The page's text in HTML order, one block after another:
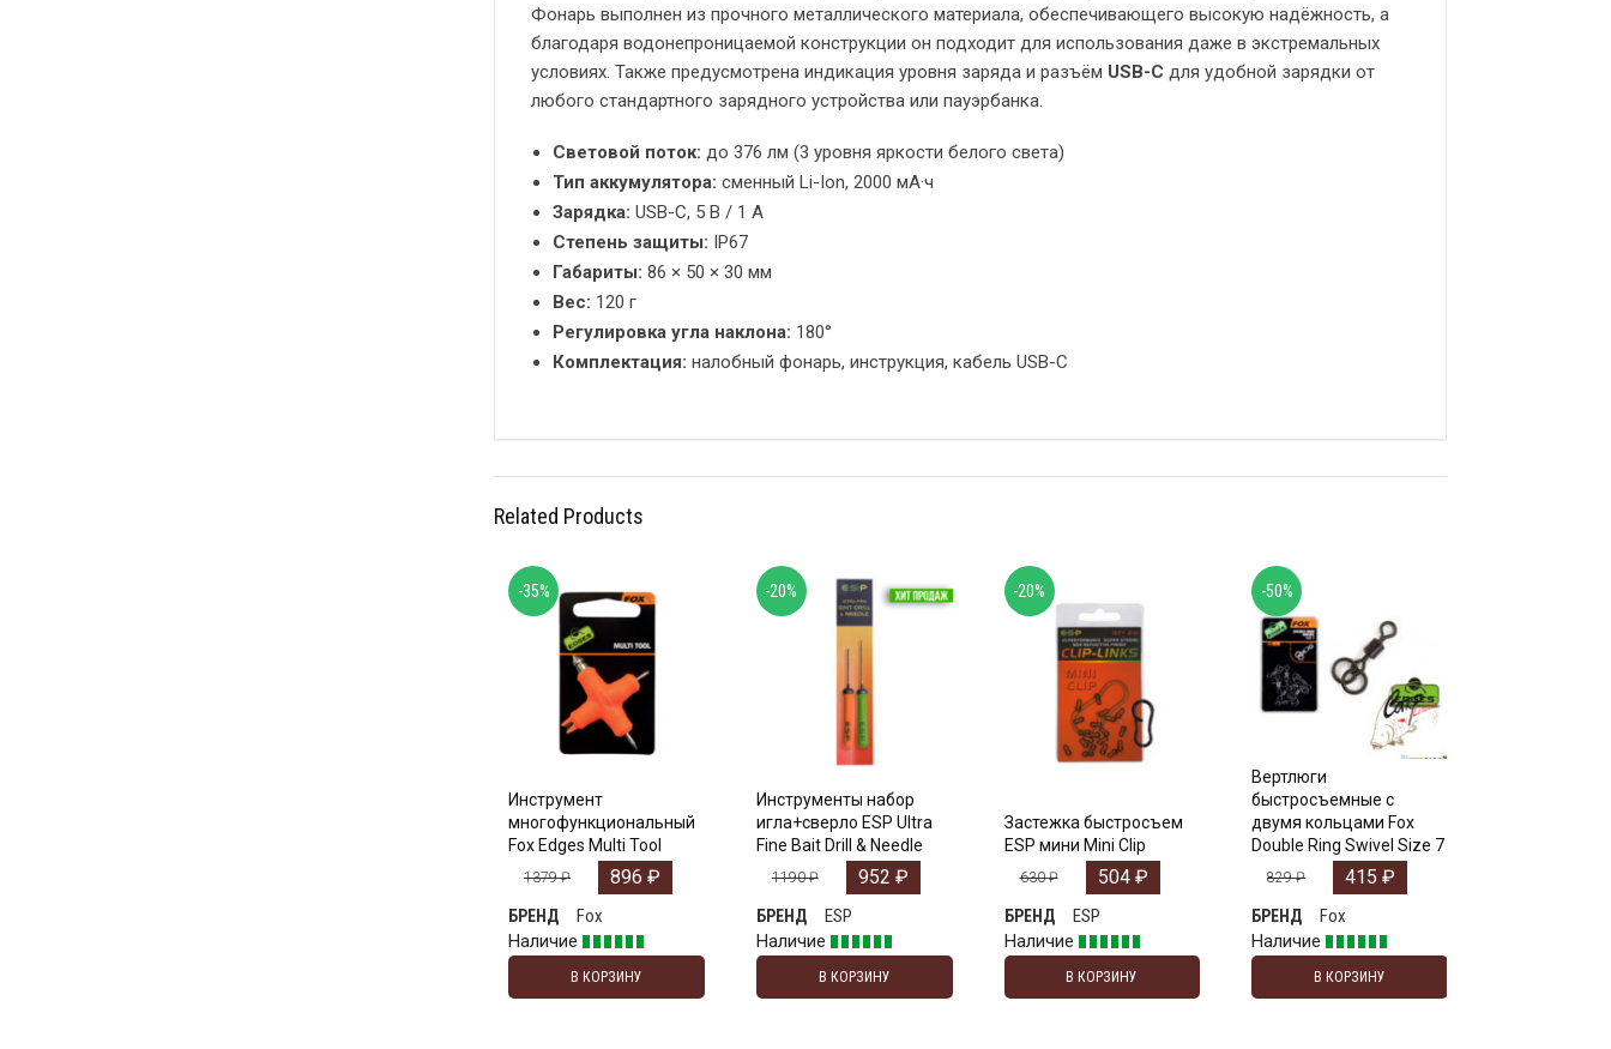
Фонарь выполнен из прочного металлического материала, обеспечивающего высокую надёжность, а
благодаря водонепроницаемой конструкции он подходит для использования даже в экстремальных
условиях. Также предусмотрена индикация уровня заряда и разъём USB-C для удобной зарядки от
любого стандартного зарядного устройства или пауэрбанка.
Световой поток: до 376 лм (3 уровня яркости белого света)
Тип аккумулятора: сменный Li-Ion, 2000 мА·ч
Зарядка: USB-C, 5 В / 1 А
Степень защиты: IP67
Габариты: 86 × 50 × 30 мм
Вес: 120 г
Регулировка угла наклона: 180°
Комплектация: налобный фонарь, инструкция, кабель USB-C
Related Products
Инструмент
многофункциональный
Fox Edges Multi Tool
1379₽ 896 ₽
БРЕНД
Fox
Наличие
В КОРЗИНУ
-35%
Инструменты набор
игла+сверло ESP Ultra
Fine Bait Drill & Needle
1190₽ 952 ₽
БРЕНД
ESP
Наличие
В КОРЗИНУ
-20%
Застежка быстросъем
ESP мини Mini Clip
630₽ 504 ₽
БРЕНД
ESP
Наличие
В КОРЗИНУ
-20%
Вертлюги
быстросъемные с
двумя кольцами Fox
Double Ring Swivel Size 7
829₽ 415₽
БРЕНД
Fox
Наличие
В КОРЗИНУ
-50%